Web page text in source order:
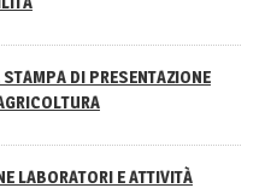
DI PRESENTAZIONE
LABORATORI E ATTIVITÀ